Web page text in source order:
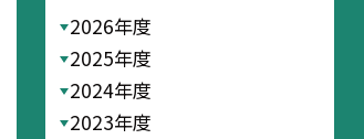
2026年度
2025年度
2024年度
2023年度